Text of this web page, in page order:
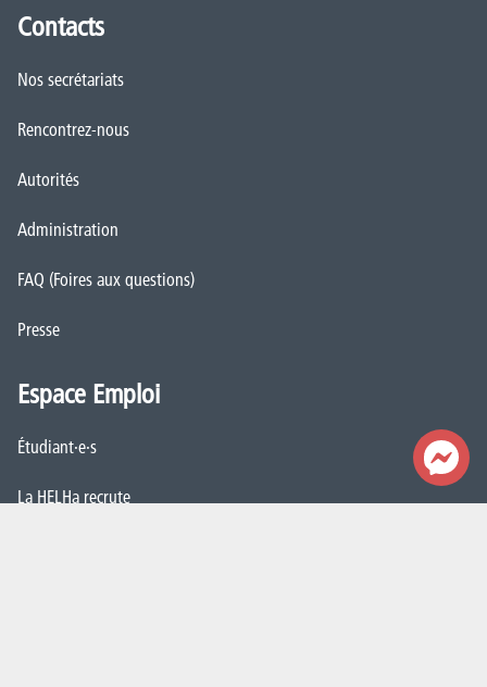
Contacts
Nos secrétariats
Rencontrez-nous
Autorités
Administration
FAQ (Foires aux questions)
Presse
Espace Emploi
Étudiant·e·s
La HELHa recrute